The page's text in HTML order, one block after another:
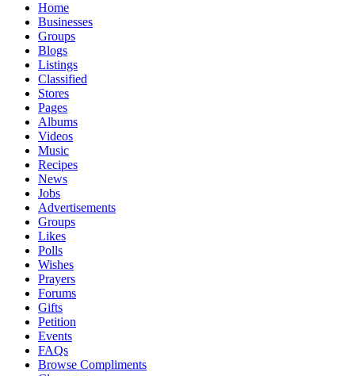
Home
Businesses
Groups
Blogs
Listings
Classified
Stores
Pages
Albums
Videos
Music
Recipes
News
Jobs
Advertisements
Groups
Likes
Polls
Wishes
Prayers
Forums
Gifts
Petition
Events
FAQs
Browse Compliments